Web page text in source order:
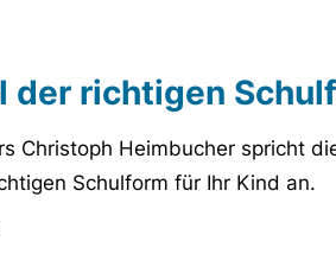
der richtigen
Christoph Heimbucher spricht
Schulform für Ihr Kind an.